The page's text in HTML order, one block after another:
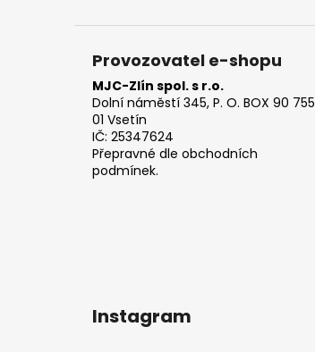
Provozovatel e-shopu
MJC-Zlín spol. s r.o.
Dolní náměstí 345, P. O. BOX 90 755
01 Vsetín
IČ: 25347624
Přepravné dle obchodních
podmínek.
Instagram